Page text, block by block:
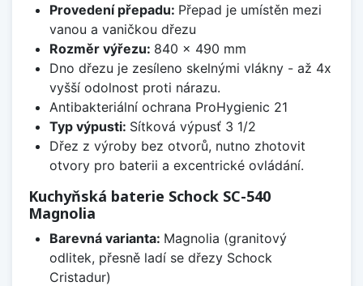
Provedení přepadu: Přepad je umístěn mezi
vanou a vaničkou dřezu
Rozměr výřezu: 840 x 490 mm
Dno dřezu je zesíleno skelnými vlákny - až 4x
vyšší odolnost proti nárazu.
Antibakteriální ochrana ProHygienic 21
Typ výpusti: Sítková výpusť 3 1/2
Dřez z výroby bez otvorů, nutno zhotovit
otvory pro baterii a excentrické ovládání.
Kuchyňská baterie Schock SC-540
Magnolia
Barevná varianta: Magnolia (granitový
odlitek, přesně ladí se dřezy Schock
Cristadur)